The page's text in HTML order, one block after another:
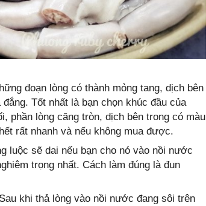
đoạn lòng có thành mỏng tang, dịch bên
Tốt nhất là bạn chọn khúc đầu của
phần lòng căng tròn, dịch bên trong có màu
rất nhanh và nếu không mua được.
luộc sẽ dai nếu bạn cho nó vào nồi nước
trọng nhất. Cách làm đúng là đun
khi thả lòng vào nồi nước đang sôi trên